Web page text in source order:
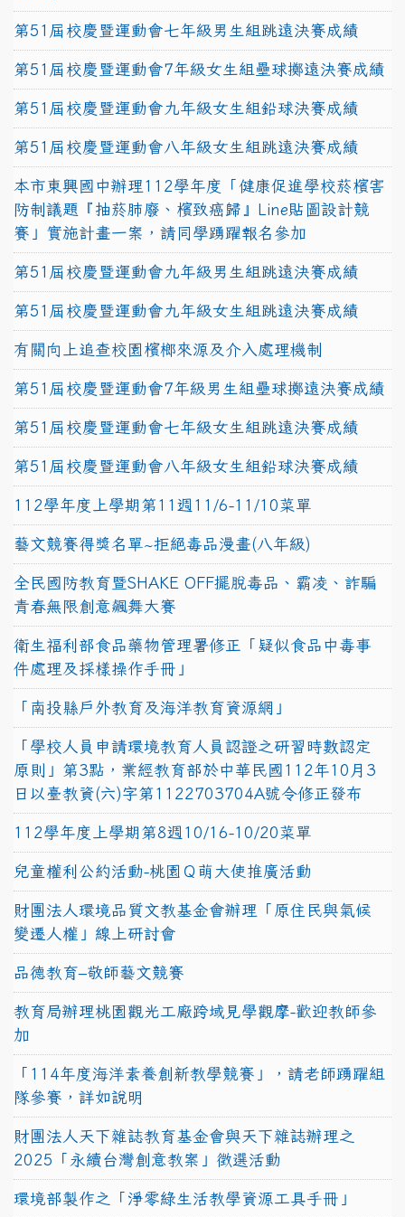
第51屆校慶暨運動會七年級男生組跳遠決賽成績
第51屆校慶暨運動會7年級女生組壘球擲遠決賽成績
第51屆校慶暨運動會九年級女生組鉛球決賽成績
第51屆校慶暨運動會八年級女生組跳遠決賽成績
本市東興國中辦理112學年度「健康促進學校菸檳害
防制議題『抽菸肺廢、檳致癌歸』Line貼圖設計競
賽」實施計畫一案，請同學踴躍報名參加
第51屆校慶暨運動會九年級男生組跳遠決賽成績
第51屆校慶暨運動會九年級女生組跳遠決賽成績
有關向上追查校園檳榔來源及介入處理機制
第51屆校慶暨運動會7年級男生組壘球擲遠決賽成績
第51屆校慶暨運動會七年級女生組跳遠決賽成績
第51屆校慶暨運動會八年級女生組鉛球決賽成績
112學年度上學期第11週11/6-11/10菜單
藝文競賽得獎名單~拒絕毒品漫畫(八年級)
全民國防教育暨SHAKE OFF擺脫毒品、霸凌、詐騙
青春無限創意飆舞大賽
衛生福利部食品藥物管理署修正「疑似食品中毒事
件處理及採樣操作手冊」
「南投縣戶外教育及海洋教育資源網」
「學校人員申請環境教育人員認證之研習時數認定
原則」第3點，業經教育部於中華民國112年10月3
日以臺教資(六)字第1122703704A號令修正發布
112學年度上學期第8週10/16-10/20菜單
兒童權利公約活動-桃園Ｑ萌大使推廣活動
財團法人環境品質文教基金會辦理「原住民與氣候
變遷人權」線上研討會
品德教育–敬師藝文競賽
教育局辦理桃園觀光工廠跨域見學觀摩-歡迎教師參
加
「114年度海洋素養創新教學競賽」，請老師踴躍組
隊參賽，詳如說明
財團法人天下雜誌教育基金會與天下雜誌辦理之
2025「永續台灣創意教案」徵選活動
環境部製作之「淨零綠生活教學資源工具手冊」